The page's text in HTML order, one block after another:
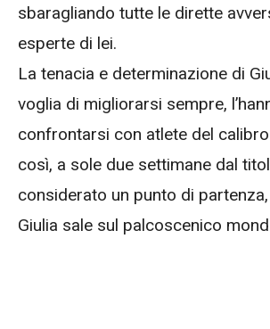
sbaragliando tutte le dirette
esperte di lei.
La tenacia e determinazione di
voglia di migliorarsi sempre,
confrontarsi con atlete del
così, a sole due settimane dal
considerato un punto di
Giulia sale sul palcoscenico